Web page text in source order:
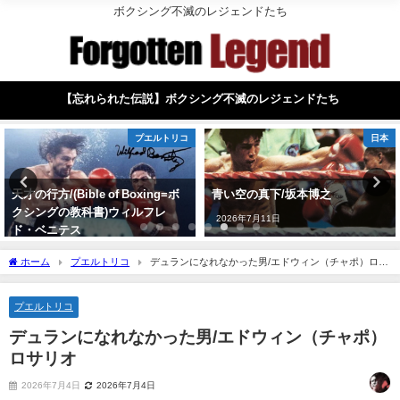
ボクシング不滅のレジェンドたち
【忘れられた伝説】ボクシング不滅のレジェンドたち
プエルトリコ
天才の行方/(Bible of Boxing=ボ
クシングの教科書)ウィルフレ
ド・ベニテス
日本
青い空の真下/坂本博之
2026年7月11日
ホーム プエルトリコ
デュランになれなかった男/エドウィン（チャポ）ロサ
リオ
プエルトリコ
デュランになれなかった男/エドウィン（チャポ）
ロサリオ
2026年7月4日 2026年7月4日